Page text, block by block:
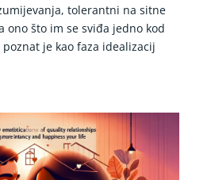
tolerantni na sitne
ono što im se sviđa jedno kod
je kao faza idealizacij